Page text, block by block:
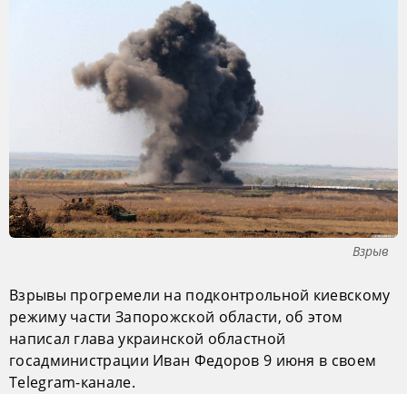
Взрыв
Взрывы прогремели на подконтрольной киевскому
режиму части Запорожской области, об этом
написал глава украинской областной
госадминистрации Иван Федоров 9 июня в своем
Telegram-канале.